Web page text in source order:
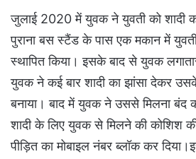
जुलाई 2020 में युवक ने युवती को शादी
पुराना बस स्टैंड के पास एक मकान में
स्थापित किया। इसके बाद से युवक
युवक ने कई बार शादी का झांसा देकर
बनाया। बाद में युवक ने उससे मिलना बंद
शादी के लिए युवक से मिलने की कोशिश
पीड़ित का मोबाइल नंबर ब्लॉक कर